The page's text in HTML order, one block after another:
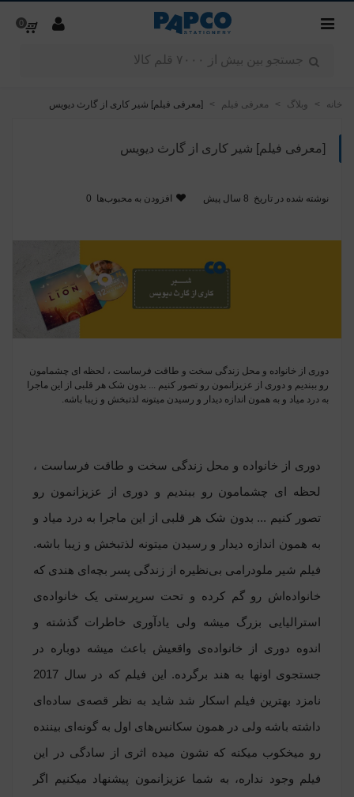
0
خانه > وبلاگ > معرفی فیلم > [معرفی فیلم] شیر کاری از گارث دیویس
[معرفی فیلم] شیر کاری از گارث دیویس
نوشته شده در تاریخ 8 سال پیش افزودن به محبوب‌ها 0
دورى از خانواده و محل زندگى سخت و طاقت فرساست ، لحظه اى چشمامون
رو ببندیم و دورى از عزیزانمون رو تصور کنیم ... بدون شک هر قلبى از این ماجرا
به درد میاد و به همون اندازه دیدار و رسیدن میتونه لذتبخش و زیبا باشه.
دورى از خانواده و محل زندگى سخت و طاقت فرساست ،
لحظه اى چشمامون رو ببندیم و دورى از عزیزانمون رو
تصور کنیم ... بدون شک هر قلبى از این ماجرا به درد میاد و
به همون اندازه دیدار و رسیدن میتونه لذتبخش و زیبا باشه.
فیلم شیر ملودرامى بی‌نظیره از زندگی پسر بچه‌ای هندی که
خانواده‌اش رو گم کرده و تحت سرپرستی یک خانواده‌ی
استرالیایی بزرگ میشه ولی یادآوری خاطرات گذشته و
اندوه دورى از خانواده‌ی واقعیش باعث میشه دوباره در
جستجوی اونها به هند برگرده. این فیلم که در سال 2017
نامزد بهترین فیلم اسکار شد شاید به نظر قصه‌ی ساده‌ای
داشته باشه ولی در همون سکانس‌های اول به گونه‌ای بیننده
رو میخکوب میکنه که نشون میده اثری از سادگی در این
فیلم وجود نداره، به شما عزیزانمون پیشنهاد میکنیم اگر